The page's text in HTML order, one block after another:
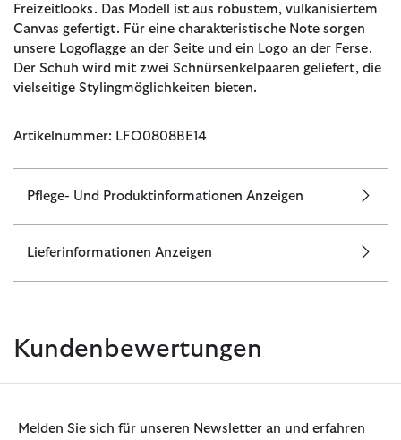
Freizeitlooks. Das Modell ist aus robustem, vulkanisiertem
Canvas gefertigt. Für eine charakteristische Note sorgen
unsere Logoflagge an der Seite und ein Logo an der Ferse.
Der Schuh wird mit zwei Schnürsenkelpaaren geliefert, die
vielseitige Stylingmöglichkeiten bieten.
Artikelnummer: LFO0808BE14
Pflege- Und Produktinformationen Anzeigen
Lieferinformationen Anzeigen
Kundenbewertungen
Melden Sie sich für unseren Newsletter an und erfahren